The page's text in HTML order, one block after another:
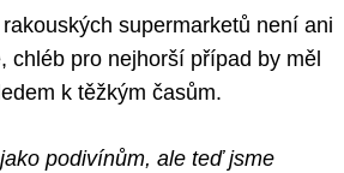
supermarketů není ani
chléb pro nejhorší případ by měl
k těžkým časům.
podivínům, ale teď jsme